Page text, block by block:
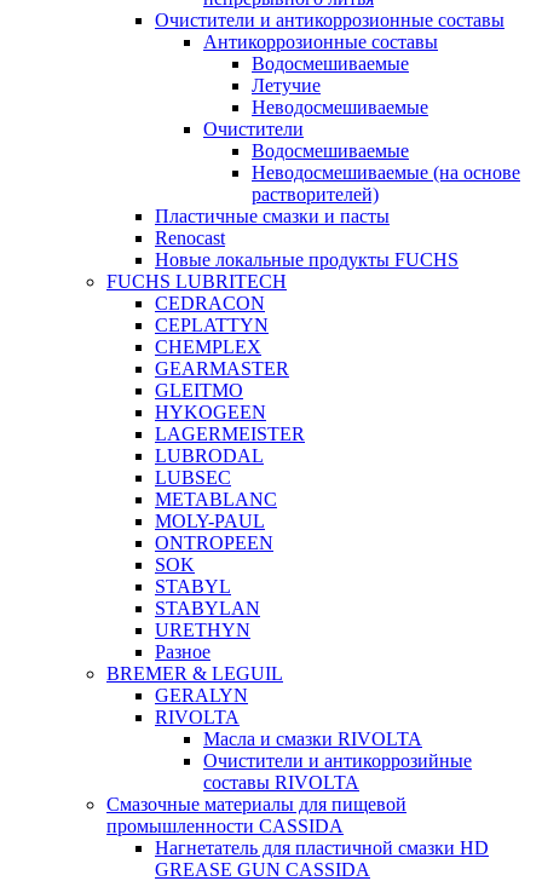
Очистители и антикоррозионные составы
Антикоррозионные составы
Водосмешиваемые
Летучие
Неводосмешиваемые
Очистители
Водосмешиваемые
Неводосмешиваемые (на основе
растворителей)
Пластичные смазки и пасты
Renocast
Новые локальные продукты FUCHS
FUCHS LUBRITECH
CEDRACON
CEPLATTYN
CHEMPLEX
GEARMASTER
GLEITMO
HYKOGEEN
LAGERMEISTER
LUBRODAL
LUBSEC
METABLANC
MOLY-PAUL
ONTROPEEN
SOK
STABYL
STABYLAN
URETHYN
Разное
BREMER & LEGUIL
GERALYN
RIVOLTA
Масла и смазки RIVOLTA
Очистители и антикоррозийные
составы RIVOLTA
Смазочные материалы для пищевой
промышленности CASSIDA
Нагнетатель для пластичной смазки HD
GREASE GUN CASSIDA